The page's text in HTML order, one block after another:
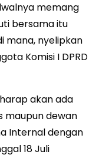
memang
bersama itu
mana, nyelipkan
Komisi I DPRD
akan ada
maupun dewan
Internal dengan
18 Juli